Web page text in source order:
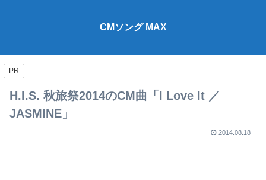
CMソング MAX
PR
H.I.S. 秋旅祭2014のCM曲「I Love It ／
JASMINE」
2014.08.18